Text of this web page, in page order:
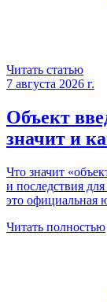
Читать статью
7 августа 2026 г.
Объект
значит и
Что значит
и последствия
это официальная
Читать полностью